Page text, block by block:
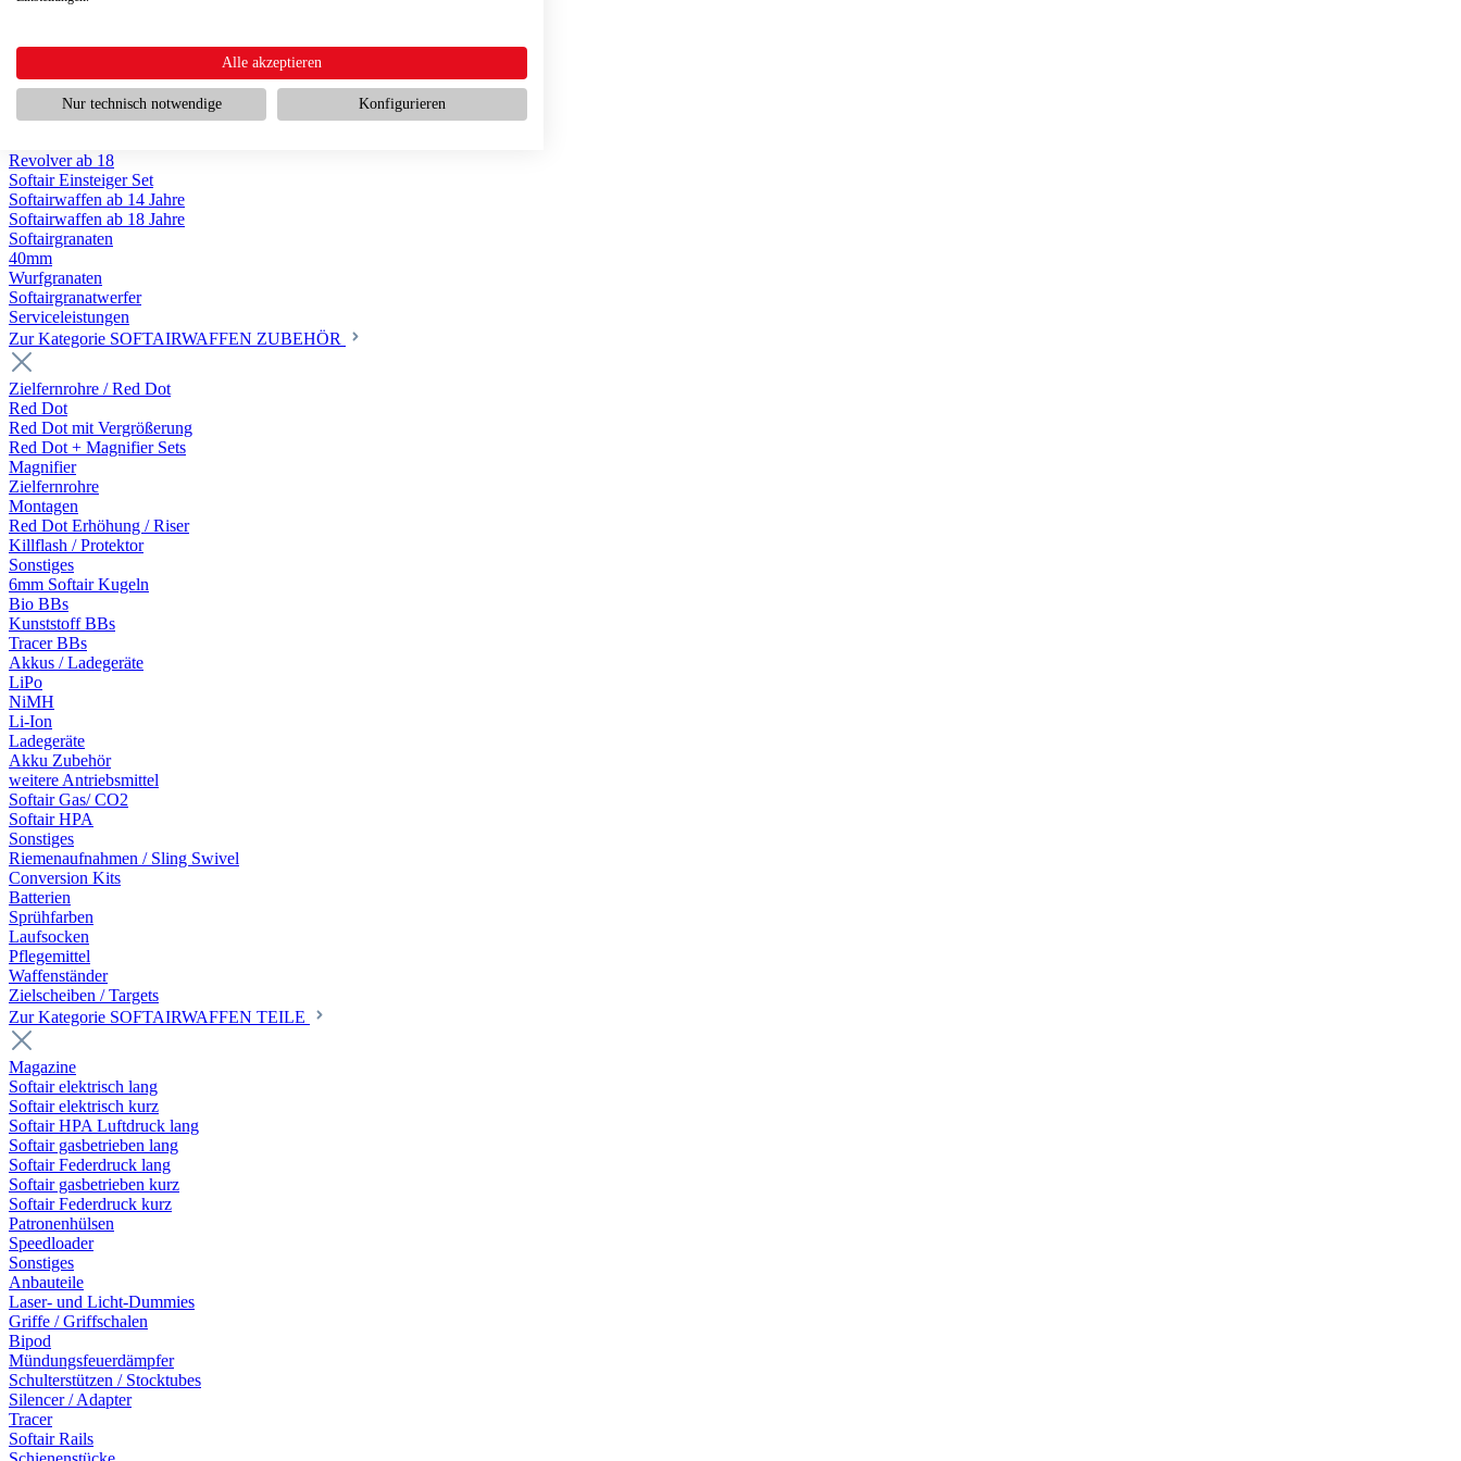
Scharfschützengewehr ab 18
Softair Pistolen
Softair Pistolen elektrisch ab 14
Softair Pistolen Federdruck ab 14
Softair Pistolen HPA Luftdruck ab 18
Revolver ab 18
Softair Einsteiger Set
Softairwaffen ab 14 Jahre
Softairwaffen ab 18 Jahre
Softairgranaten
40mm
Wurfgranaten
Softairgranatwerfer
Serviceleistungen
Zur Kategorie SOFTAIRWAFFEN ZUBEHÖR
Zielfernrohre / Red Dot
Red Dot
Red Dot mit Vergrößerung
Red Dot + Magnifier Sets
Magnifier
Zielfernrohre
Montagen
Red Dot Erhöhung / Riser
Killflash / Protektor
Sonstiges
6mm Softair Kugeln
Bio BBs
Kunststoff BBs
Tracer BBs
Akkus / Ladegeräte
LiPo
NiMH
Li-Ion
Ladegeräte
Akku Zubehör
weitere Antriebsmittel
Softair Gas/ CO2
Softair HPA
Sonstiges
Riemenaufnahmen / Sling Swivel
Conversion Kits
Batterien
Sprühfarben
Laufsocken
Pflegemittel
Waffenständer
Zielscheiben / Targets
Zur Kategorie SOFTAIRWAFFEN TEILE
Magazine
Softair elektrisch lang
Softair elektrisch kurz
Softair HPA Luftdruck lang
Softair gasbetrieben lang
Softair Federdruck lang
Softair gasbetrieben kurz
Softair Federdruck kurz
Patronenhülsen
Speedloader
Sonstiges
Anbauteile
Laser- und Licht-Dummies
Griffe / Griffschalen
Bipod
Mündungsfeuerdämpfer
Schulterstützen / Stocktubes
Silencer / Adapter
Tracer
Softair Rails
Alle akzeptieren
Nur technisch notwendige Konfigurieren